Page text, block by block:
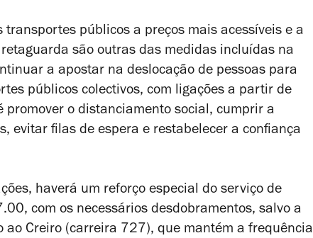
públicos a preços mais acessíveis e a
são outras das medidas incluídas na
a apostar na deslocação de pessoas para
públicos colectivos, com ligações a partir de
promover o distanciamento social, cumprir a
evitar filas de espera e restabelecer a confiança
haverá um reforço especial do serviço de
com os necessários desdobramentos, salvo a
ao Creiro (carreira 727), que mantém a frequência